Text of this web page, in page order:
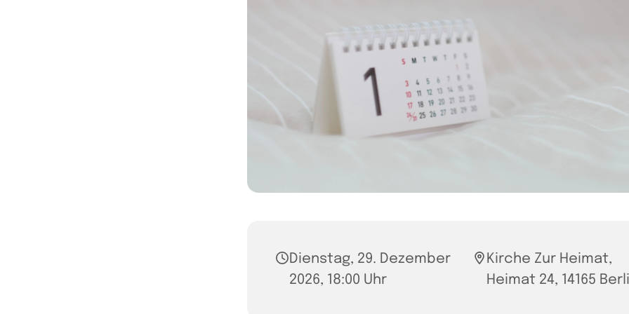
Dienstag, 29. Dezember
2026, 18:00 Uhr
Kirche Zur Heimat,
Heimat 24, 14165